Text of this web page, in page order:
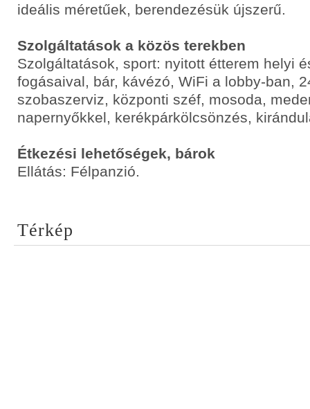
ideális méretűek, berendezésük újszerű.
Szolgáltatások a közös terekben
Szolgáltatások, sport: nyitott étterem helyi
fogásaival, bár, kávézó, WiFi a lobby-ban,
szobaszerviz, központi széf, mosoda,
napernyőkkel, kerékpárkölcsönzés,
Étkezési lehetőségek, bárok
Ellátás: Félpanzió.
Térkép